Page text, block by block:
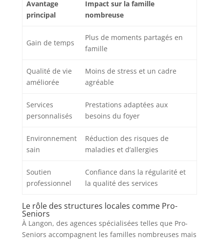
Avantage
principal
Impact sur la famille
nombreuse
Gain de temps
Plus de moments partagés en
famille
Qualité de vie
améliorée
Moins de stress et un cadre
agréable
Services
personnalisés
Prestations adaptées aux
besoins du foyer
Environnement
sain
Réduction des risques de
maladies et d’allergies
Soutien
professionnel
Confiance dans la régularité et
la qualité des services
Le rôle des structures locales comme Pro-
Seniors
À Langon, des agences spécialisées telles que Pro-
Seniors accompagnent les familles nombreuses mais